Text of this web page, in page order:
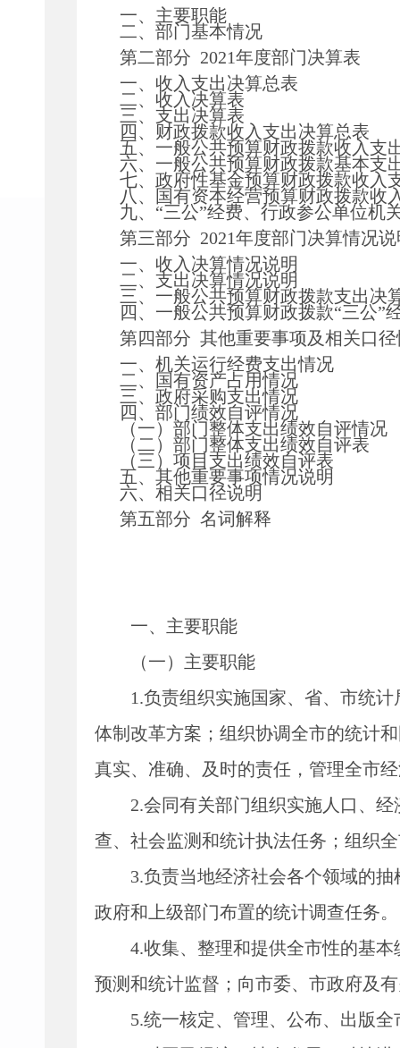
一、主要职能
二、部门基本情况
第二部分 2021年度部门决算表
一、收入支出决算总表
二、收入决算表
三、支出决算表
四、财政拨款收入支出决算总表
五、一般公共预算财政拨款收入支
六、一般公共预算财政拨款基本支
七、政府性基金预算财政拨款收入
八、国有资本经营预算财政拨款收
九、 “三公”经费、行政参公单位机
第三部分 2021年度部门决算情况
一、收入决算情况说明
二、支出决算情况说明
三、一般公共预算财政拨款支出决
四、一般公共预算财政拨款“三公”
第四部分 其他重要事项及相关口
一、机关运行经费支出情况
二、国有资产占用情况
三、政府采购支出情况
四、部门绩效自评情况
（一）部门整体支出绩效自评情况
（二）部门整体支出绩效自评表
（三）项目支出绩效自评表
五、其他重要事项情况说明
六、相关口径说明
第五部分 名词解释
一、主要职能
（一）主要职能
1.负责组织实施国家、省、市统
体制改革方案；组织协调全市的统计
真实、准确、及时的责任，管理全市
2.会同有关部门组织实施人口、
查、社会监测和统计执法任务；组织
3.负责当地经济社会各个领域的
政府和上级部门布置的统计调查任务。
4.收集、整理和提供全市性的基
预测和统计监督；向市委、市政府及
5.统一核定、管理、公布、出版